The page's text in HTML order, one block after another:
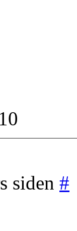
siden #